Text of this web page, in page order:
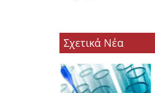
Σχετικά Νέα